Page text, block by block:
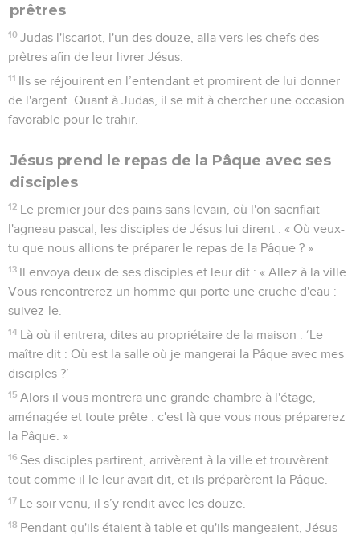
prêtres
10 Judas l'Iscariot, l'un des douze, alla vers les chefs des
prêtres afin de leur livrer Jésus.
11 Ils se réjouirent en l’entendant et promirent de lui donner
de l'argent. Quant à Judas, il se mit à chercher une occasion
favorable pour le trahir.
Jésus prend le repas de la Pâque avec ses
disciples
12 Le premier jour des pains sans levain, où l'on sacrifiait
l'agneau pascal, les disciples de Jésus lui dirent : « Où veux-
tu que nous allions te préparer le repas de la Pâque ? »
13 Il envoya deux de ses disciples et leur dit : « Allez à la ville.
Vous rencontrerez un homme qui porte une cruche d'eau :
suivez-le.
14 Là où il entrera, dites au propriétaire de la maison : ‘Le
maître dit : Où est la salle où je mangerai la Pâque avec mes
disciples ?’
15 Alors il vous montrera une grande chambre à l'étage,
aménagée et toute prête : c'est là que vous nous préparerez
la Pâque. »
16 Ses disciples partirent, arrivèrent à la ville et trouvèrent
tout comme il le leur avait dit, et ils préparèrent la Pâque.
17 Le soir venu, il s’y rendit avec les douze.
18 Pendant qu'ils étaient à table et qu'ils mangeaient, Jésus